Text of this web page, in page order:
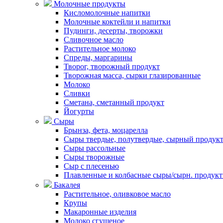
Молочные продукты
Кисломолочные напитки
Молочные коктейли и напитки
Пудинги, десерты, творожки
Сливочное масло
Растительное молоко
Спреды, маргарины
Творог, творожный продукт
Творожная масса, сырки глазированные
Молоко
Сливки
Сметана, сметанный продукт
Йогурты
Сыры
Брынза, фета, моцарелла
Сыры твердые, полутвердые, сырный продукт
Сыры рассольные
Сыры творожные
Сыр с плесенью
Плавленные и колбасные сыры/сырн.
Бакалея
Растительное, оливковое масло
Крупы
Макаронные изделия
Молоко сгущеное